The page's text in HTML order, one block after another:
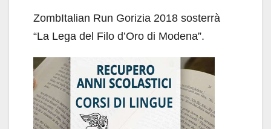
ZombItalian Run Gorizia 2018 sosterrà
“La Lega del Filo d’Oro di Modena”.